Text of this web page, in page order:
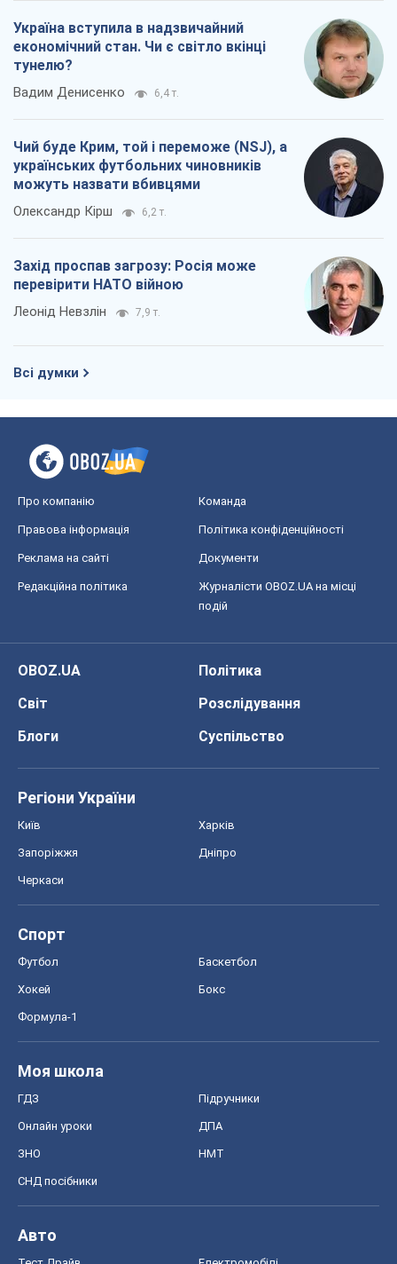
Україна вступила в надзвичайний
економічний стан. Чи є світло вкінці
тунелю?
Вадим Денисенко 6,4 т.
Чий буде Крим, той і переможе (NSJ), а
українських футбольних чиновників
можуть назвати вбивцями
Олександр Кірш 6,2 т.
Захід проспав загрозу: Росія може
перевірити НАТО війною
Леонід Невзлін 7,9 т.
Всі думки
Про компанію Команда
Правова інформація Політика конфіденційності
Реклама на сайті Документи
Редакційна політика
Журналісти OBOZ.UA на місці
подій
OBOZ.UA
Політика
Світ
Розслідування
Блоги
Суспільство
Регіони України
Київ Харків
Запоріжжя Дніпро
Черкаси
Спорт
Футбол Баскетбол
Хокей Бокс
Формула-1
Моя школа
ГДЗ Підручники
Онлайн уроки ДПА
ЗНО НМТ
СНД посібники
Авто